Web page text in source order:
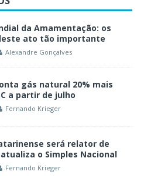
da Amamentação: os
ato tão importante
Alexandre Gonçalves
gás natural 20% mais
a partir de julho
Fernando Krieger
será relator de
o Simples Nacional
Fernando Krieger